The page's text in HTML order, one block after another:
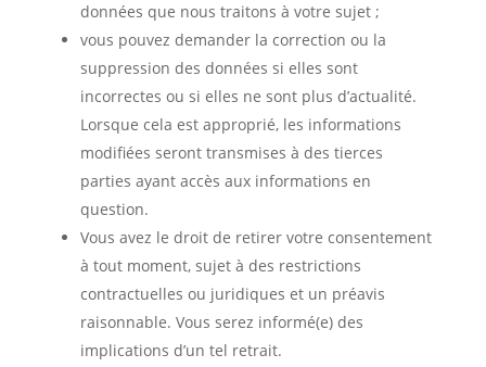
données que nous traitons à votre sujet ;
vous pouvez demander la correction ou la
suppression des données si elles sont
incorrectes ou si elles ne sont plus d’actualité.
Lorsque cela est approprié, les informations
modifiées seront transmises à des tierces
parties ayant accès aux informations en
question.
Vous avez le droit de retirer votre consentement
à tout moment, sujet à des restrictions
contractuelles ou juridiques et un préavis
raisonnable. Vous serez informé(e) des
implications d’un tel retrait.